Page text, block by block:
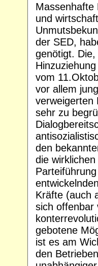
Massenhafte
und
der SED,
genötigt.
vom
vor allem
verweigerten
sehr zu
den
die
Kräfte (auch
sich offenbar
gebotene
ist es am
den